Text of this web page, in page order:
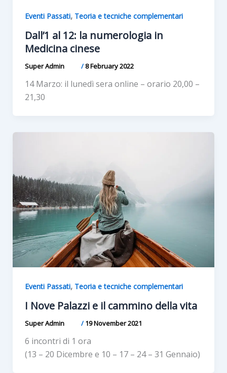
Eventi Passati, Teoria e tecniche complementari
Dall’1 al 12: la numerologia in
Medicina cinese
Super Admin /8 February 2022
14 Marzo: il lunedì sera online – orario 20,00 –
21,30
Eventi Passati, Teoria e tecniche complementari
I Nove Palazzi e il cammino della vita
Super Admin /19 November 2021
6 incontri di 1 ora
(13 – 20 Dicembre e 10 – 17 – 24 – 31 Gennaio)